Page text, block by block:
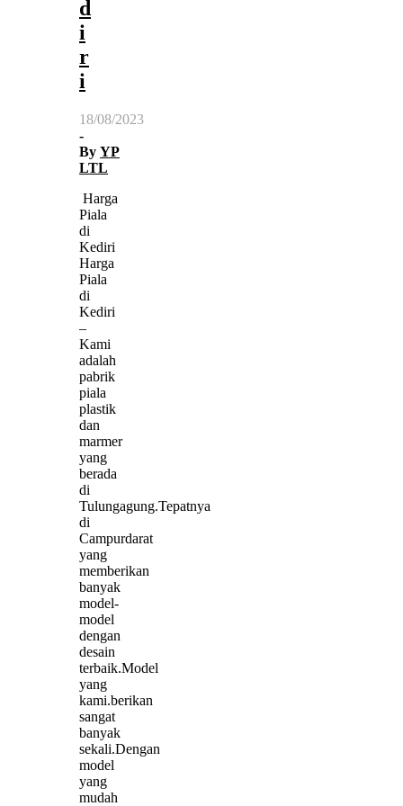
d
i
r
i
18/08/2023
-
By YP
LTL
Harga
Piala
di
Kediri
Harga
Piala
di
Kediri
–
Kami
adalah
pabrik
piala
plastik
dan
marmer
yang
berada
di
Tulungagung.Tepatnya
di
Campurdarat
yang
memberikan
banyak
model-
model
dengan
desain
terbaik.Model
yang
kami.berikan
sangat
banyak
sekali.Dengan
model
yang
mudah